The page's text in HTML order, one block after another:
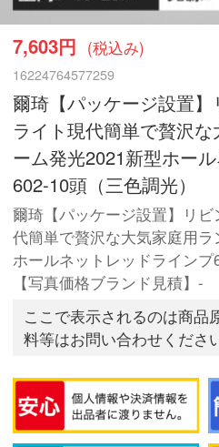
7,603円 (税込み)
16224764577259
爾琦【パッケージ設置
ライト現代簡単で贅沢
ーム発光2021新型ホー
602-10頭（三色調光）
爾琦【パッケージ設置】リ
代簡単で贅沢な大気家庭用
ホールネットレッドラインプ
【写真価格ブランド見積】-
ここで表示されるのは商品
料等はお問い合わせくださ